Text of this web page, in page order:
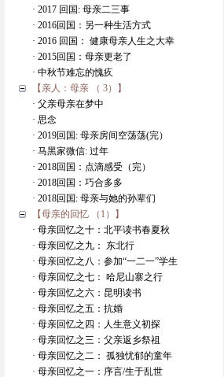
· 2017 回国: 母亲二三事
· 2016回国：另一种生活方式
· 2016 回国： 健康母亲人生之大幸
· 2015回国：母亲更老了
· 中秋节难忘的愧疚
【亲人：母亲 （ 3）】
· 父亲母亲在梦中
· 思念
· 2019回国: 母亲房间空荡荡(完）
· 马黑家微信: 过年
· 2018回国：点滴感受（完）
· 2018回国：巧合多多
· 2018回国: 母亲与她的孙辈们
【母亲的回忆 （1）】
· 母亲回忆之十：北平读书春夏秋
· 母亲回忆之九： 东北行
· 母亲回忆之八：参加“一二一”学生
· 母亲回忆之七： 哈尼山寨之行
· 母亲回忆之六：昆明读书
· 母亲回忆之五：抗婚
· 母亲回忆之四：人生意义初探
· 母亲回忆之三：父亲返乡祭祖
· 母亲回忆之二： 孤独忧郁的童年
· 母亲回忆之一：序言/生于乱世